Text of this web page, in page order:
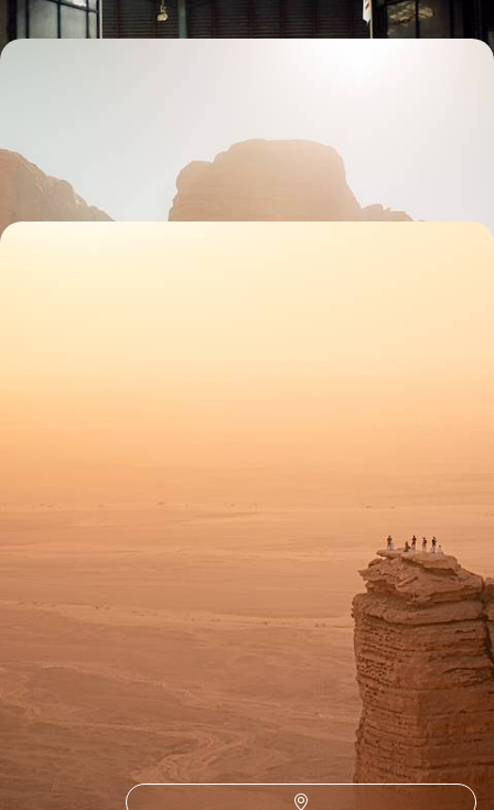
14 jours, de 7300 à 8900 €
Conseils pratiques, témoignages et inspirations pour bien préparer son
voyage